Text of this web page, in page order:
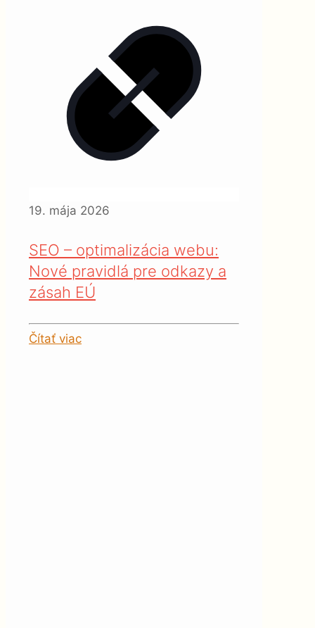
19. mája 2026
SEO – optimalizácia webu:
Nové pravidlá pre odkazy a
zásah EÚ
Čítať viac